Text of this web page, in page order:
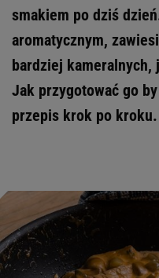
smakiem po dziś
aromatycznym,
bardziej
Jak przygotować go
przepis krok po kroku.